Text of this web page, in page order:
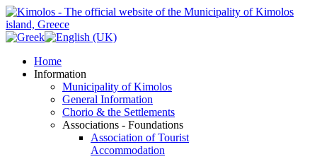
Home
Information
Municipality of Kimolos
General Information
Chorio & the Settlements
Associations - Foundations
Association of Tourist
Accommodation